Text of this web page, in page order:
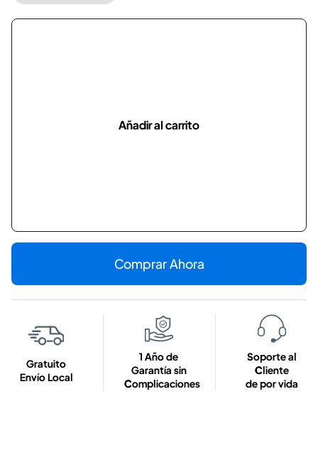
Añadir al carrito
Comprar Ahora
Gratuito
Envío Local
1 Año de
Garantía sin
Complicaciones
Soporte al
Cliente
de por vida